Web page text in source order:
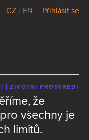
CZ / EN Přihlásit se
ŽIVOTNÍ PROSTŘEDÍ
že
všechny je
limitů.